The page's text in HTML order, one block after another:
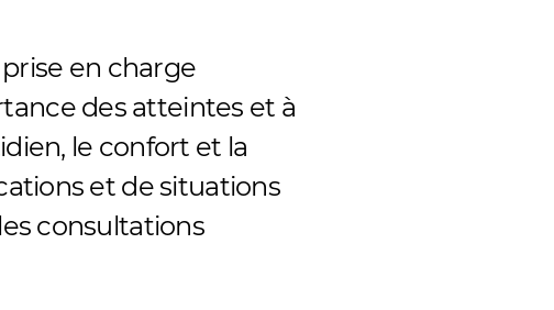
en charge
des atteintes et à
le confort et la
et de situations
consultations